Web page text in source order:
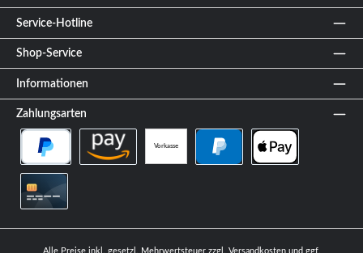
Service-Hotline
Shop-Service
Informationen
Zahlungsarten
Vorkasse
PayPal Später Bezahlen
Alle Preise inkl. gesetzl. Mehrwertsteuer zzgl. Versandkostenund ggf.